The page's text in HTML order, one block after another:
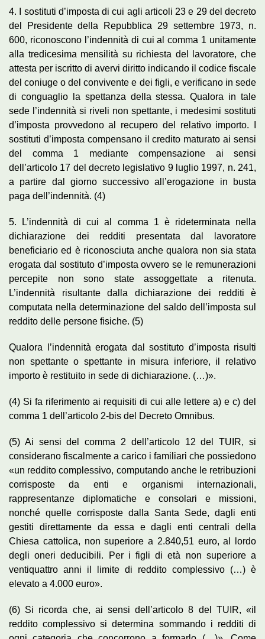
4. I sostituti d’imposta di cui agli articoli 23 e 29 del decreto
del Presidente della Repubblica 29 settembre 1973, n.
600, riconoscono l’indennità di cui al comma 1 unitamente
alla tredicesima mensilità su richiesta del lavoratore, che
attesta per iscritto di avervi diritto indicando il codice fiscale
del coniuge o del convivente e dei figli, e verificano in sede
di conguaglio la spettanza della stessa. Qualora in tale
sede l’indennità si riveli non spettante, i medesimi sostituti
d’imposta provvedono al recupero del relativo importo. I
sostituti d’imposta compensano il credito maturato ai sensi
del comma 1 mediante compensazione ai sensi
dell’articolo 17 del decreto legislativo 9 luglio 1997, n. 241,
a partire dal giorno successivo all’erogazione in busta
paga dell’indennità. (4)
5. L’indennità di cui al comma 1 è rideterminata nella
dichiarazione dei redditi presentata dal lavoratore
beneficiario ed è riconosciuta anche qualora non sia stata
erogata dal sostituto d’imposta ovvero se le remunerazioni
percepite non sono state assoggettate a ritenuta.
L’indennità risultante dalla dichiarazione dei redditi è
computata nella determinazione del saldo dell’imposta sul
reddito delle persone fisiche. (5)
Qualora l’indennità erogata dal sostituto d’imposta risulti
non spettante o spettante in misura inferiore, il relativo
importo è restituito in sede di dichiarazione. (…)».
(4) Si fa riferimento ai requisiti di cui alle lettere a) e c) del
comma 1 dell’articolo 2-bis del Decreto Omnibus.
(5) Ai sensi del comma 2 dell’articolo 12 del TUIR, si
considerano fiscalmente a carico i familiari che possiedono
«un reddito complessivo, computando anche le retribuzioni
corrisposte da enti e organismi internazionali,
rappresentanze diplomatiche e consolari e missioni,
nonché quelle corrisposte dalla Santa Sede, dagli enti
gestiti direttamente da essa e dagli enti centrali della
Chiesa cattolica, non superiore a 2.840,51 euro, al lordo
degli oneri deducibili. Per i figli di età non superiore a
ventiquattro anni il limite di reddito complessivo (…) è
elevato a 4.000 euro».
(6) Si ricorda che, ai sensi dell’articolo 8 del TUIR, «il
reddito complessivo si determina sommando i redditi di